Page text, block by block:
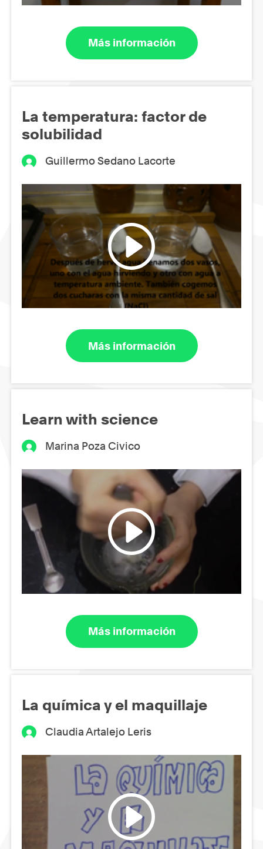
Más información
La temperatura: factor de
solubilidad
Guillermo Sedano Lacorte
Más información
Learn with science
Marina Poza Civico
Más información
La química y el maquillaje
Claudia Artalejo Leris